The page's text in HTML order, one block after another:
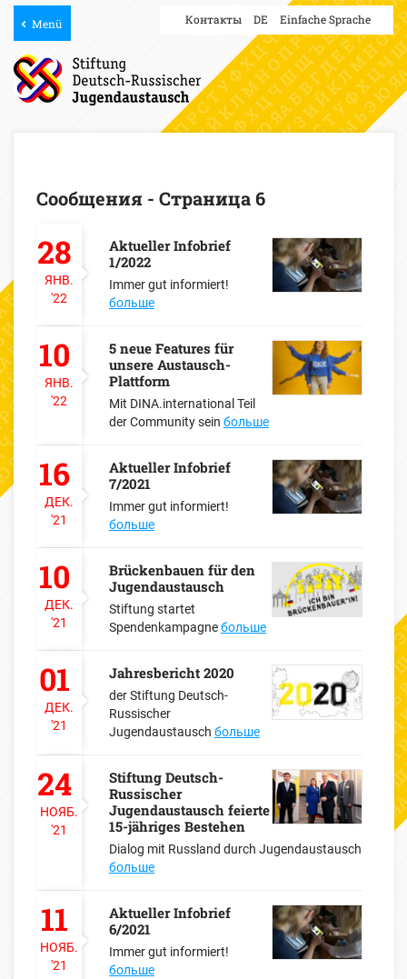
Menü Контакты DE Einfache Sprache
Сообщения - Страница 6
28
ЯНВ.
'22
Aktueller Infobrief
1/2022
Immer gut informiert!
больше
10
ЯНВ.
'22
5 neue Features für
unsere Austausch-
Plattform
Mit DINA.international Teil
der Community sein больше
16
ДЕК.
'21
Aktueller Infobrief
7/2021
Immer gut informiert!
больше
10
ДЕК.
'21
Brückenbauen für den
Jugendaustausch
Stiftung startet
Spendenkampagneбольше
01
ДЕК.
'21
Jahresbericht 2020
der Stiftung Deutsch-
Russischer
Jugendaustausch больше
24
НОЯБ.
'21
Stiftung Deutsch-
Russischer
Jugendaustausch feierte
15-jähriges Bestehen
Dialog mit Russland durch Jugendaustausch
больше
11
НОЯБ.
'21
Aktueller Infobrief
6/2021
Immer gut informiert!
больше